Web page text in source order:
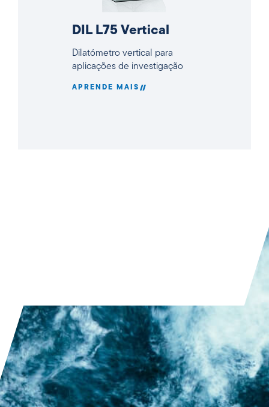
DIL L75 Vertical
Dilatómetro vertical para
aplicações de investigação
APRENDE MAIS